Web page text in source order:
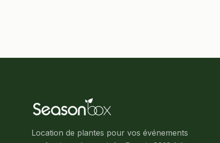
Location de plantes pour vos événements